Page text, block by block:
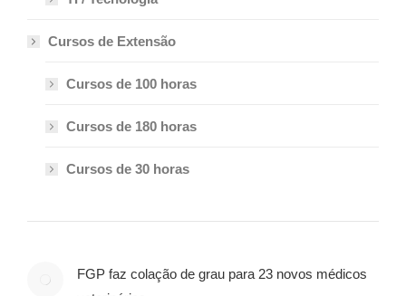
Cursos de Extensão
Cursos de 100 horas
Cursos de 180 horas
Cursos de 30 horas
FGP faz colação de grau para 23 novos médicos